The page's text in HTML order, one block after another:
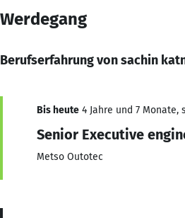
Werdegang
Berufserfahrung von sachin
Bis heute 4 Jahre und 7 Monate,
Senior Executive
Metso Outotec